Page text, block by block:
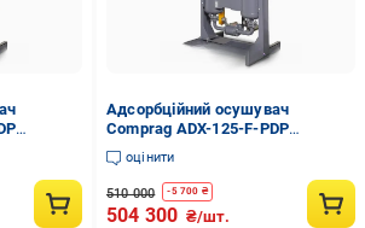
Адсорбційний осушувач
Comprag ADX-125-F-PDP
(36113420)
оцінити
510 000 -5 700 ₴
504 300 ₴/шт.